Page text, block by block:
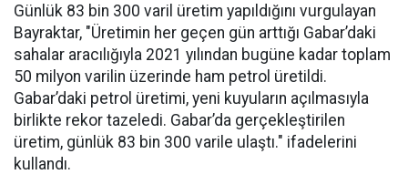
Günlük 83 bin 300 varil üretim yapıldığını vurgulayan
Bayraktar, "Üretimin her geçen gün arttığı Gabar’daki
sahalar aracılığıyla 2021 yılından bugüne kadar toplam
50 milyon varilin üzerinde ham petrol üretildi.
Gabar’daki petrol üretimi, yeni kuyuların açılmasıyla
birlikte rekor tazeledi. Gabar’da gerçekleştirilen
üretim, günlük 83 bin 300 varile ulaştı." ifadelerini
kullandı.